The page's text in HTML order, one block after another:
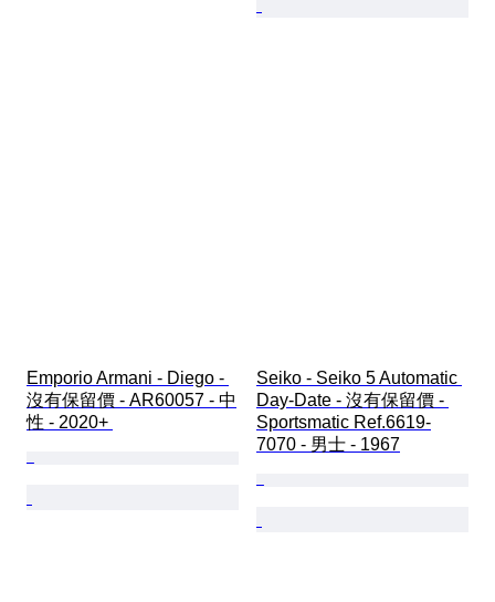
Emporio Armani - Diego -
沒有保留價 - AR60057 - 中
性 - 2020+
Seiko - Seiko 5 Automatic
Day-Date - 沒有保留價 -
Sportsmatic Ref.6619-
7070 - 男士 - 1967